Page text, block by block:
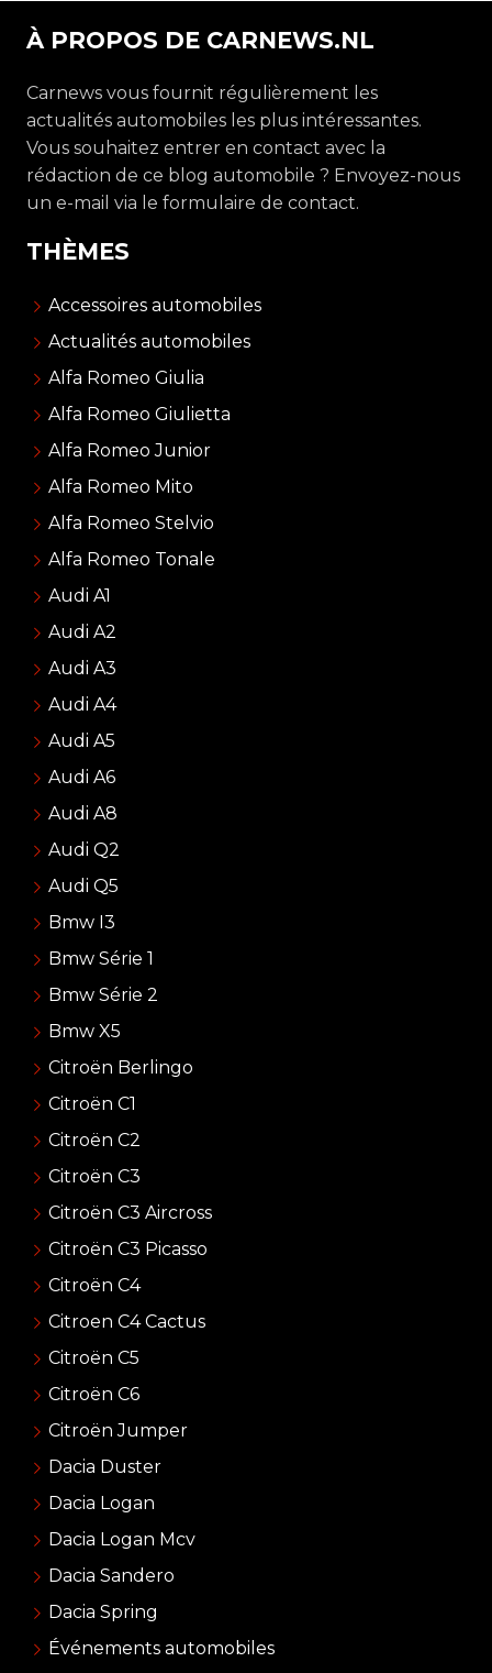
À PROPOS DE CARNEWS.NL
Carnews vous fournit régulièrement les
actualités automobiles les plus intéressantes.
Vous souhaitez entrer en contact avec la
rédaction de ce blog automobile ? Envoyez-nous
un e-mail via le formulaire de contact.
THÈMES
Accessoires automobiles
Actualités automobiles
Alfa Romeo Giulia
Alfa Romeo Giulietta
Alfa Romeo Junior
Alfa Romeo Mito
Alfa Romeo Stelvio
Alfa Romeo Tonale
Audi A1
Audi A2
Audi A3
Audi A4
Audi A5
Audi A6
Audi A8
Audi Q2
Audi Q5
Bmw I3
Bmw Série 1
Bmw Série 2
Bmw X5
Citroën Berlingo
Citroën C1
Citroën C2
Citroën C3
Citroën C3 Aircross
Citroën C3 Picasso
Citroën C4
Citroen C4 Cactus
Citroën C5
Citroën C6
Citroën Jumper
Dacia Duster
Dacia Logan
Dacia Logan Mcv
Dacia Sandero
Dacia Spring
Événements automobiles